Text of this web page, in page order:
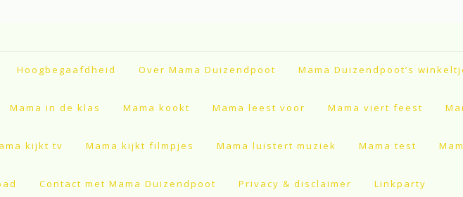
Hoogbegaafdheid Over Mama Duizendpoot Mama Duizendpoot’s
Mama in de klas Mama kookt Mama leest voor Mama viert feest
kijkt tv Mama kijkt filmpjes Mama luistert muziek Mama test
Contact met Mama Duizendpoot Privacy & disclaimer Linkparty